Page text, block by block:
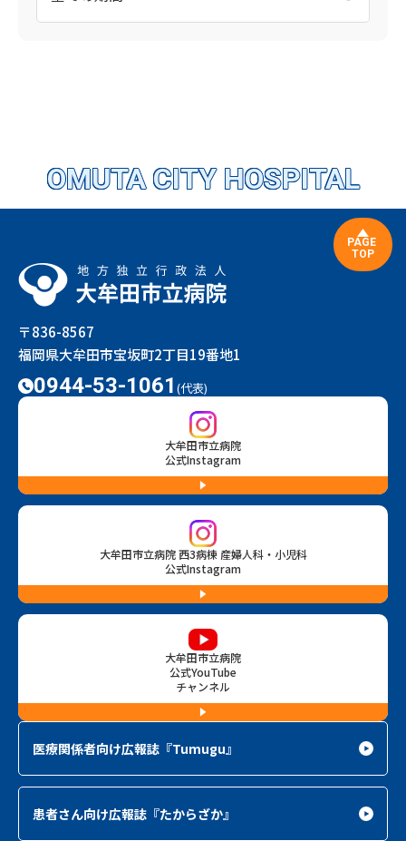
OMUTA CITY HOSPITAL
〒836-8567
福岡県大牟田市宝坂町2丁目19番地1
0944-53-1061 (代表)
大牟田市立病院
公式Instagram
大牟田市立病院 西3病棟 産婦人科・小児科
公式Instagram
大牟田市立病院
公式YouTube
チャンネル
PAGE
TOP
医療関係者向け広報誌 『Tumugu』
患者さん向け広報誌 『たからざか』